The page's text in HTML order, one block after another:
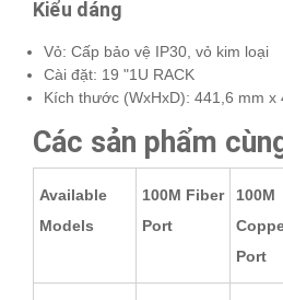
Kiểu dáng
Vỏ: Cấp bảo vệ IP30, vỏ kim loại
Cài đặt: 19 "1U RACK
Kích thước (WxHxD): 441,6 mm x
Các sản phẩm
Available
Models
100M Fiber
Port
100M
Port